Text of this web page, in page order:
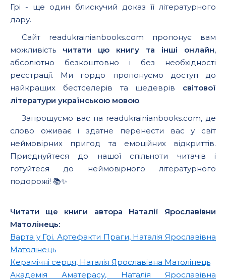
Грі - ще один блискучий доказ її літературного
дару.
Сайт readukrainianbooks.com пропонує вам
можливість читати цю книгу та інші онлайн,
абсолютно безкоштовно і без необхідності
реєстрації. Ми гордо пропонуємо доступ до
найкращих бестселерів та шедеврів світової
літератури українською мовою.
Запрошуємо вас на readukrainianbooks.com, де
слово оживає і здатне перенести вас у світ
неймовірних пригод та емоційних відкриттів.
Приєднуйтеся до нашої спільноти читачів і
готуйтеся до неймовірного літературного
подорожі! 📚✨
Читати ще книги автора Наталії Ярославівни
Матолінець:
Варта у Грі. Артефакти Праги, Наталія Ярославівна
Матолінець
Керамічні серця, Наталія Ярославівна Матолінець
Академія Аматерасу, Наталія Ярославівна